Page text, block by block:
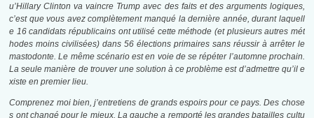
u’Hillary Clinton va vaincre Trump avec des faits et des arguments logiques,
c’est que vous avez complètement manqué la dernière année, durant laquell
e 16 candidats républicains ont utilisé cette méthode (et plusieurs autres mét
hodes moins civilisées) dans 56 élections primaires sans réussir à arrêter le
mastodonte. Le même scénario est en voie de se répéter l’automne prochain.
La seule manière de trouver une solution à ce problème est d’admettre qu’il e
xiste en premier lieu.
Comprenez moi bien, j’entretiens de grands espoirs pour ce pays. Des chose
s ont changé pour le mieux. La gauche a remporté les grandes batailles cultu